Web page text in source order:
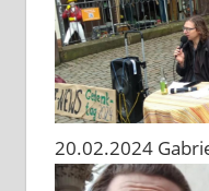
20.02.2024